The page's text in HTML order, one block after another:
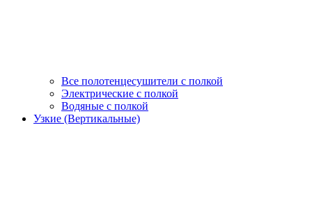
Все полотенцесушители с полкой
Электрические с полкой
Водяные с полкой
Узкие (Вертикальные)